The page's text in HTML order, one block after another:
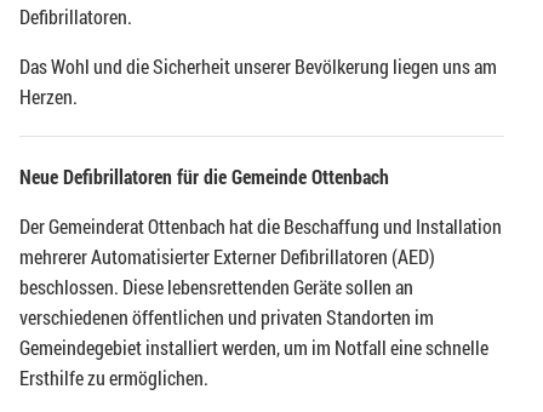
Defibrillatoren.
Das Wohl und die Sicherheit unserer Bevölkerung liegen uns am
Herzen.
Neue Defibrillatoren für die Gemeinde Ottenbach
Der Gemeinderat Ottenbach hat die Beschaffung und Installation
mehrerer Automatisierter Externer Defibrillatoren (AED)
beschlossen. Diese lebensrettenden Geräte sollen an
verschiedenen öffentlichen und privaten Standorten im
Gemeindegebiet installiert werden, um im Notfall eine schnelle
Ersthilfe zu ermöglichen.